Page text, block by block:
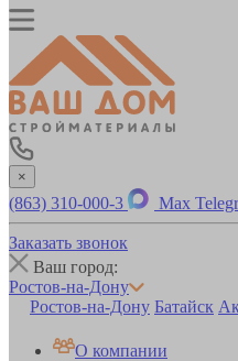
×
(863) 310-000-3 Max
Заказать звонок
Ваш город:
Ростов-на-Дону
Ростов-на-Дону Батайск
О компании